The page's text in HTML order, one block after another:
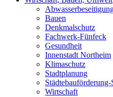
Bauen
Denkmalschutz
Fachwerk-Fünfeck
Gesundheit
Innenstadt Northeim
Klimaschutz
Stadtplanung
Wirtschaft